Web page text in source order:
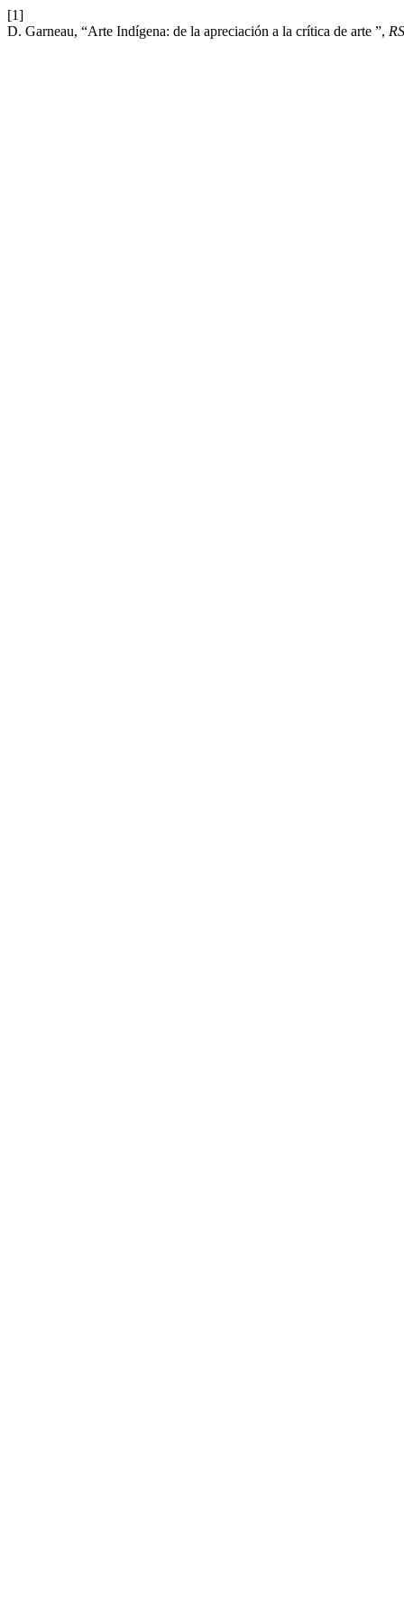
[1]
D. Garneau, “Arte Indígena: de la apreciación a la crítica de arte ”,